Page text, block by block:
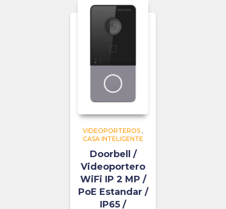
VIDEOPORTEROS ,
CASA INTELIGENTE
Doorbell /
Videoportero
WiFi IP 2 MP /
PoE Estandar /
IP65 /